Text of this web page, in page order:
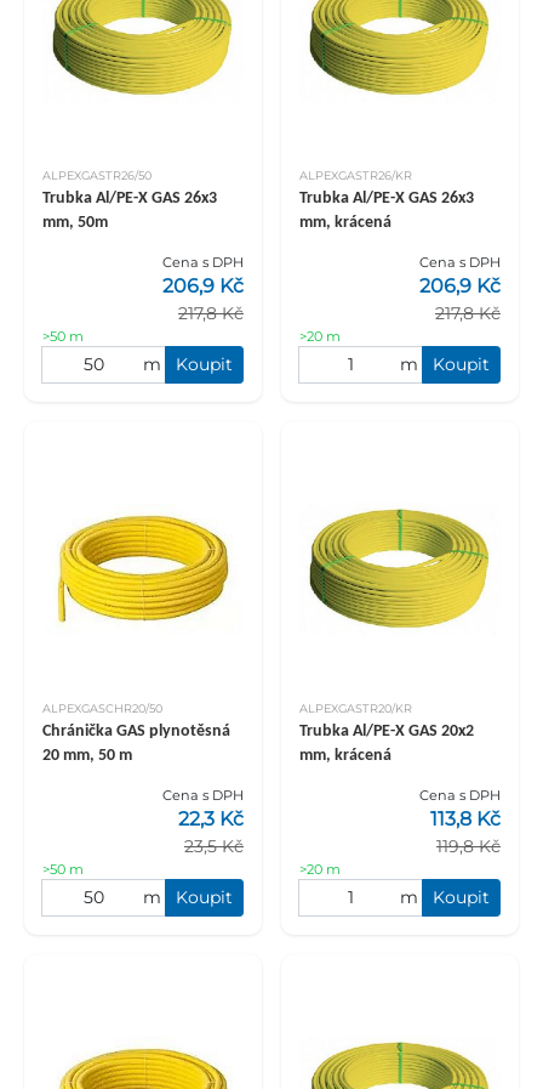
ALPEXGASTR26/50
Trubka Al/PE-X GAS 26x3
mm, 50m
Cena s DPH
217,8 Kč
206,9 Kč
>50 m
m Koupit
ALPEXGASTR26/KR
Trubka Al/PE-X GAS 26x3
mm, krácená
Cena s DPH
217,8 Kč
206,9 Kč
>20 m
m Koupit
ALPEXGASCHR20/50
Chránička GAS plynotěsná
20 mm, 50 m
Cena s DPH
23,5 Kč
22,3 Kč
>50 m
m Koupit
ALPEXGASTR20/KR
Trubka Al/PE-X GAS 20x2
mm, krácená
Cena s DPH
119,8 Kč
113,8 Kč
>20 m
m Koupit